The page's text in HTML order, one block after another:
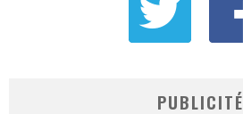
PUBLICITÉ